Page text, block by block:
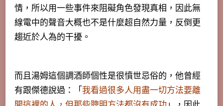
情，所以用一些事件來阻礙角色發現真相，因此無
線電中的聲音大概也不是什麼超自然力量，反倒更
趨近於人為的干擾。
而且湯姆這個調酒師個性是很憤世忌俗的，他曾經
有跟傑德說過：「我看過很多人用盡一切方法要離